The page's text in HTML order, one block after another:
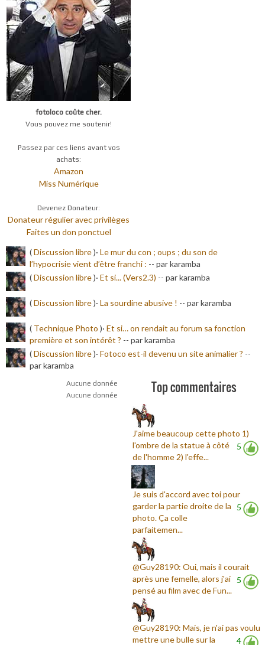
fotoloco coûte cher.
Vous pouvez me soutenir!
Passez par ces liens avant vos
achats:
Amazon
Miss Numérique
Devenez Donateur:
Donateur régulier avec privilèges
Faites un don ponctuel
(Discussion libre)· Le mur du con ; oups ; du son de
l’hypocrisie vient d’être franchi : -- par karamba
(Discussion libre)· Et si... (Vers2.3) -- par karamba
(Discussion libre)· La sourdine abusive ! -- par karamba
( Technique Photo )· Et si… on rendait au forum sa fonction
première et son intérêt ? -- par karamba
(Discussion libre)· Fotoco est-il devenu un site animalier ? --
par karamba
Aucune donnée
Aucune donnée
Top commentaires
5
J'aime beaucoup cette photo 1)
l'ombre de la statue à côté
de l'homme 2) l'effe...
5
Je suis d'accord avec toi pour
garder la partie droite de la
photo. Ça colle
parfaitemen...
5
@Guy28190: Oui, mais il courait
après une femelle, alors j'ai
pensé au film avec de Fun...
4
@Guy28190: Mais, je n'ai pas voulu
mettre une bulle sur la